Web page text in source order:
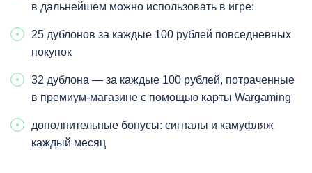
в дальнейшем можно использовать в игре:
25 дублонов за каждые 100 рублей повседневных
покупок
32 дублона — за каждые 100 рублей, потраченные
в премиум-магазине с помощью карты Wargaming
дополнительные бонусы: сигналы и камуфляж
каждый месяц